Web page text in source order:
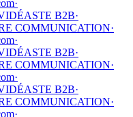
·
B2B·
COMMUNICATION·
·
B2B·
COMMUNICATION·
·
B2B·
COMMUNICATION·
·